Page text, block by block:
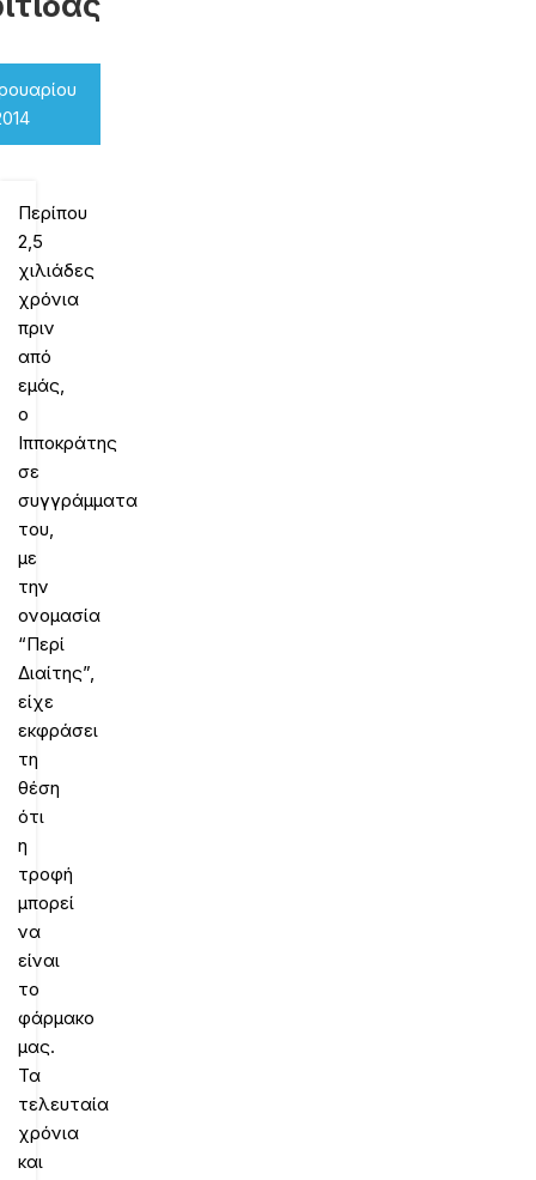
Περίπου
2,5
χιλιάδες
χρόνια
πριν
από
εμάς,
ο
Ιπποκράτης
σε
συγγράμματα
του,
με
την
ονομασία
“Περί
Διαίτης”,
είχε
εκφράσει
τη
θέση
ότι
η
τροφή
μπορεί
να
είναι
το
φάρμακο
μας.
Τα
τελευταία
χρόνια
και